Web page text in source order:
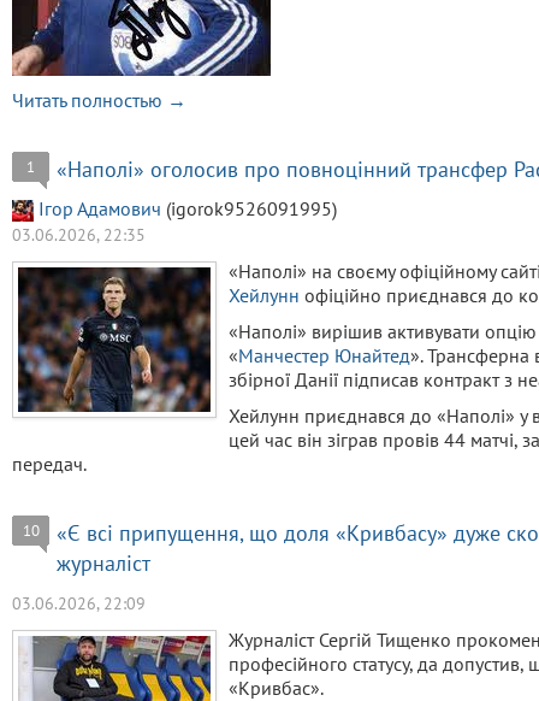
Читать полностью →
1 «Наполі» оголосив про повноцінний трансфер
Ігор Адамович (igorok9526091995)
03.06.2026, 22:35
«Наполі» на своєму офіційному
Хейлунн офіційно приєднався до
«Наполі» вирішив активувати
«Манчестер Юнайтед». Трансферна
збірної Данії підписав контракт з
Хейлунн приєднався до «Наполі» у
цей час він зіграв провів 44 матчі,
передач.
10
«Є всі припущення, що доля «Кривбасу» дуже
журналіст
03.06.2026, 22:09
Журналіст Сергій Тищенко
професійного статусу, да
«Кривбас».